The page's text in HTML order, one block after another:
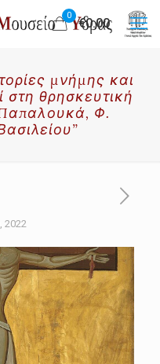
0
€0.00
μνήμης και
θρησκευτική
Φ.
2022